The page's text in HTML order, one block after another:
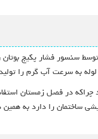
سنسور فشار پکیج
به سرعت آب گرم را
چراکه در فصل زمستان
ساختمان را دارد به همین